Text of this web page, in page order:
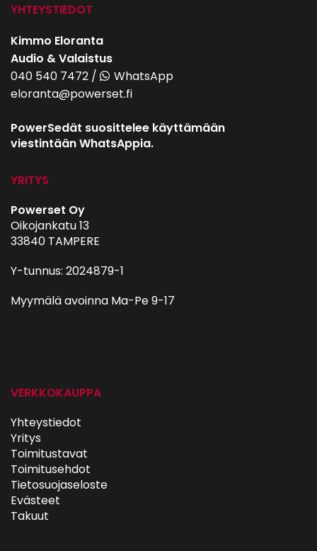
YHTEYSTIEDOT
Kimmo Eloranta
Audio & Valaistus
040 540 7472 /
WhatsApp
eloranta@powerset.fi
PowerSedät suosittelee käyttämään
viestintään WhatsAppia.
YRITYS
Powerset Oy
Oikojankatu 13
33840 TAMPERE
Y-tunnus: 2024879-1
Myymälä avoinna Ma-Pe 9-17
VERKKOKAUPPA
Yhteystiedot
Yritys
Toimitustavat
Toimitusehdot
Tietosuojaseloste
Evästeet
Takuut